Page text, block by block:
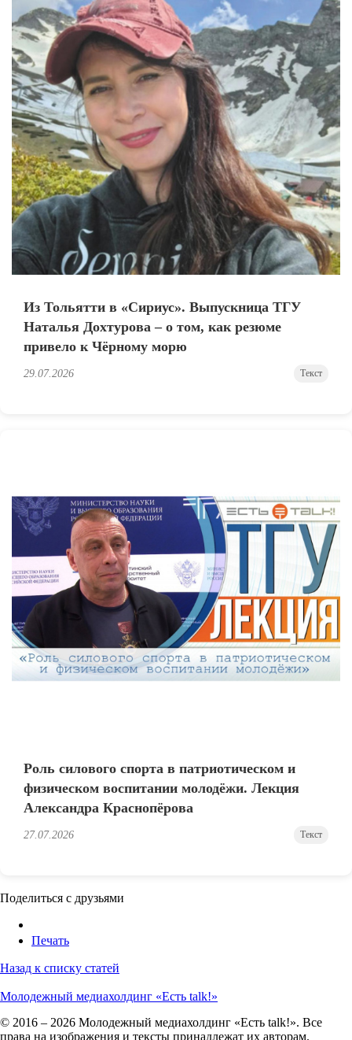
Из Тольятти в «Сириус». Выпускница ТГУ
Наталья Дохтурова – о том, как резюме
привело к Чёрному морю
29.07.2026 Текст
Роль силового спорта в патриотическом и
физическом воспитании молодёжи. Лекция
Александра Краснопёрова
27.07.2026 Текст
Поделиться с друзьями
Печать
Назад к списку статей
Молодежный медиахолдинг «Есть talk!»
© 2016 – 2026 Молодежный медиахолдинг «Есть talk!». Все
права на изображения и тексты принадлежат их авторам.